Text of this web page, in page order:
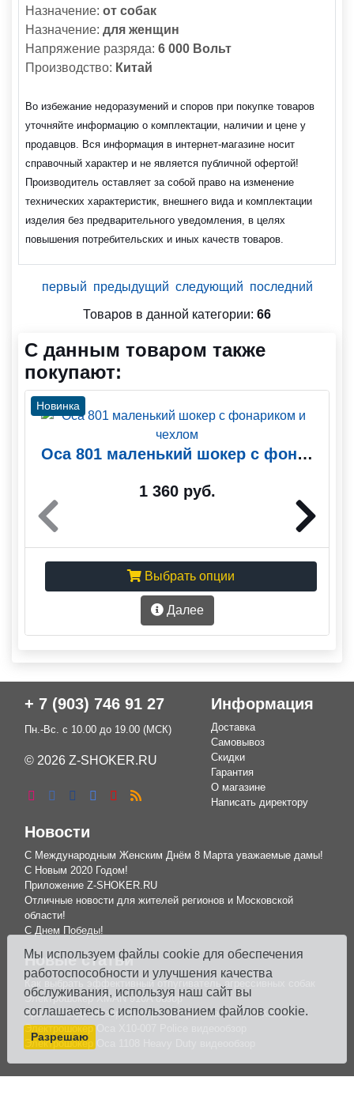
Назначение: от собак
Назначение: для женщин
Напряжение разряда: 6 000 Вольт
Производство: Китай
Во избежание недоразумений и споров при покупке товаров
уточняйте информацию о комплектации, наличии и цене у
продавцов. Вся информация в интернет-магазине носит
справочный характер и не является публичной офертой!
Производитель оставляет за собой право на изменение
технических характеристик, внешнего вида и комплектации
изделия без предварительного уведомления, в целях
повышения потребительских и иных качеств товаров.
первый предыдущий следующий последний
Товаров в данной категории: 66
С данным товаром также
покупают:
Новинка
Оса 801 маленький шокер с фонариком и чехлом
1 360 руб.
Выбрать опции
Далее
+ 7 (903) 746 91 27
Пн.-Вс. с 10.00 до 19.00 (МСК)
© 2026 Z-SHOKER.RU
Информация
Доставка
Самовывоз
Скидки
Гарантия
О магазине
Написать директору
Новости
С Международным Женским Днём 8 Марта уважаемые дамы!
С Новым 2020 Годом!
Приложение Z-SHOKER.RU
Отличные новости для жителей регионов и Московской
области!
С Днем Победы!
Новые статьи
Как выбрать эффективный отпугиватель агрессивных собак
Электрошокер XMAN 910A обзор
Краткий видеообзор электрошокера Оса WS 008 Кастет
Электрошокер Оса X10-007 Police видеообзор
Электрошокер Оса 1108 Heavy Duty видеообзор
Мы используем файлы cookie для обеспечения
работоспособности и улучшения качества
обслуживания, используя наш сайт вы
соглашаетесь с использованием файлов cookie.
Разрешаю